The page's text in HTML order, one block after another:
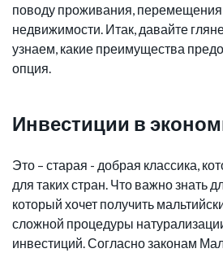
поводу проживания, перемещения
недвижимости. Итак, давайте
узнаем, какие преимущества
опция.
Инвестиции в
Это – старая - добрая классика,
для таких стран. Что важно знать
который хочет получить
сложной процедуры
инвестиций. Согласно законам